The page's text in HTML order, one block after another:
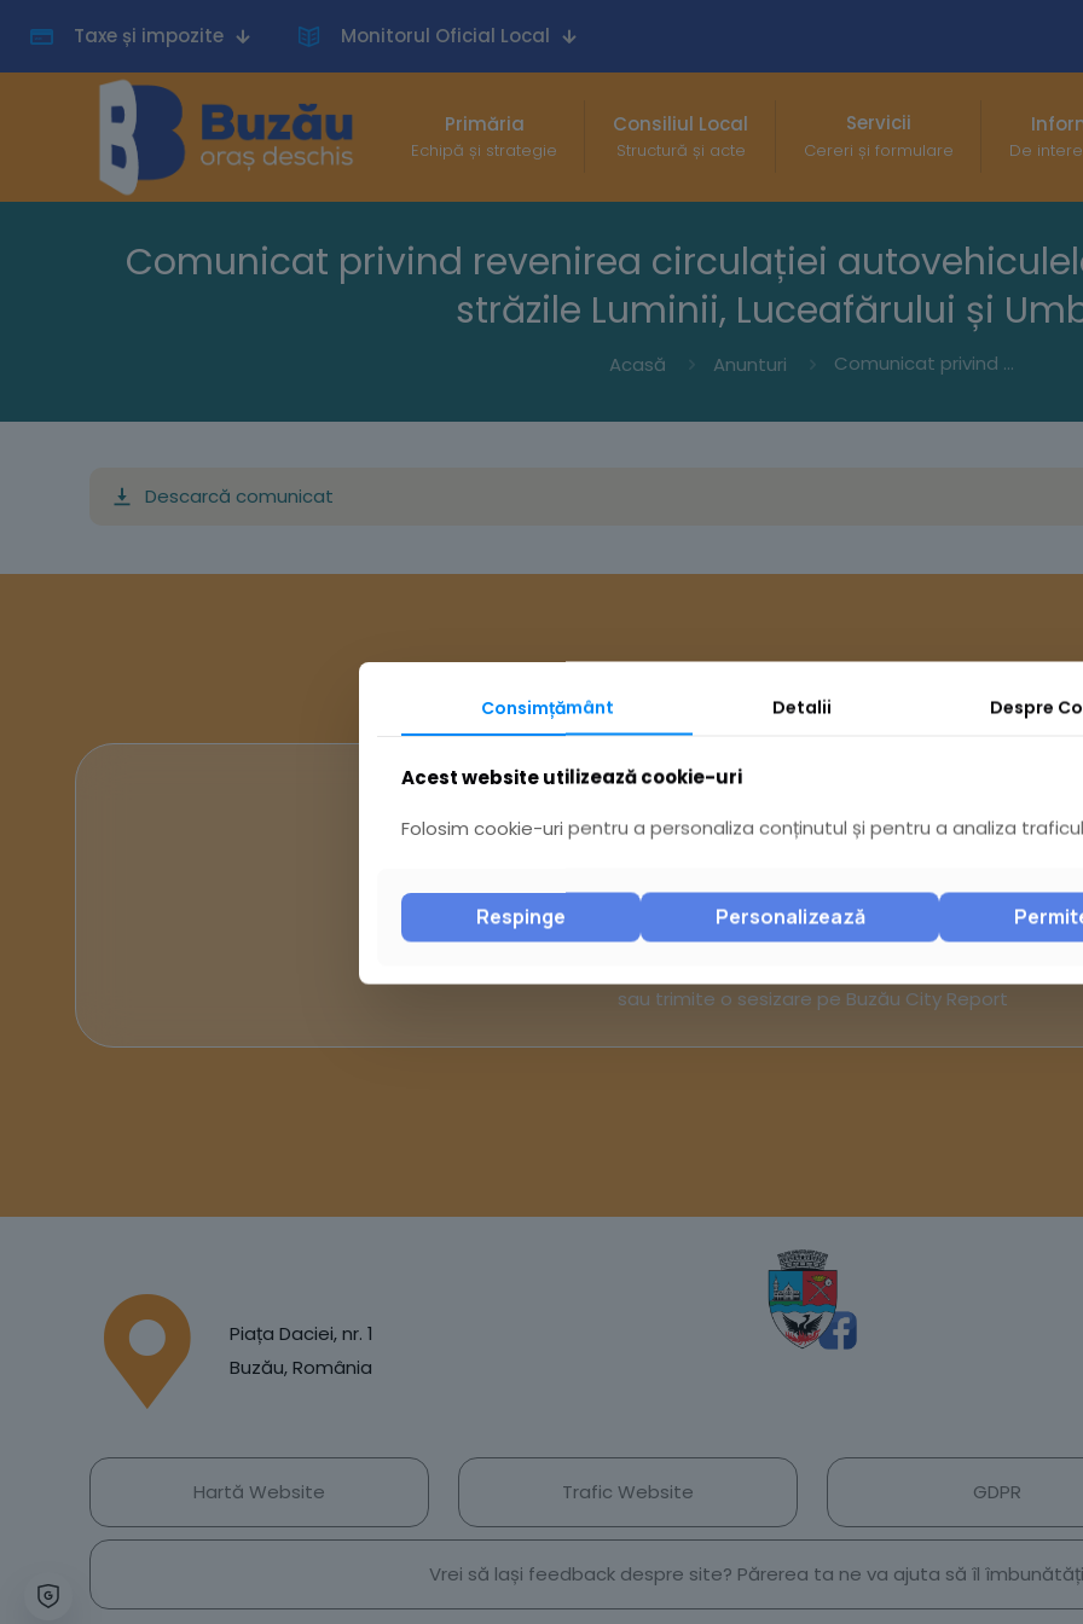
Taxe și impozite Monitorul Oficial Local
Primăria
Echipă și strategie
Consiliul Local
Structură și acte
Servicii
Cereri și formulare De
Comunicat privind revenirea circulației
străzile Luminii, Luceafărului și
Acasă Anunturi Comunicat privind revenirea circulației autovehiculelor în ambele sensuri pe străzile Luminii, Luceafărului și Umbrelor
Descarcă comunicat
Ai întrebări?
Pagina Contact
sau trimite o sesizare pe Buzău City Report
Piața Daciei, nr. 1
Buzău, România
Hartă Website Trafic Website GDPR
Vrei să lași feedback despre site? Părerea ta ne va ajuta să îl
Consimțământ Detalii Despre
Acest website utilizează cookie-uri
Folosim cookie-uri pentru a personaliza conținutul și pentru a analiza
Respinge Personalizează